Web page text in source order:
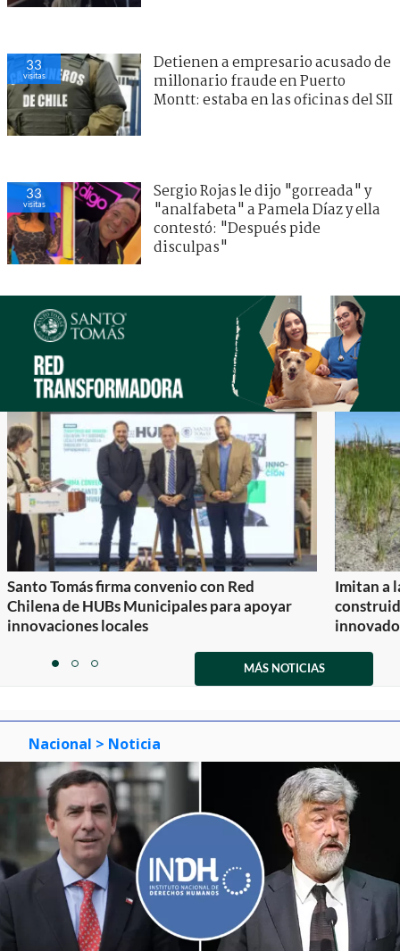
33
visitas
Detienen a empresario acusado de
millonario fraude en Puerto
Montt: estaba en las oficinas del SII
33
visitas
Sergio Rojas le dijo "gorreada" y
"analfabeta" a Pamela Díaz y ella
contestó: "Después pide
disculpas"
Santo Tomás firma convenio con Red
Chilena de HUBs Municipales para apoyar
innovaciones locales
Imitan a
itemitemitem
MÁS NOTICIAS
Nacional > Noticia